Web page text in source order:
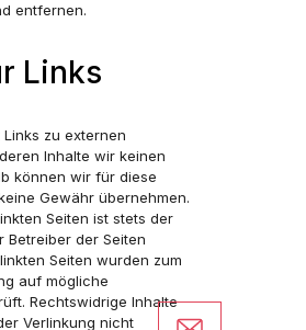
entfernen.
Links
zu externen
Inhalte wir keinen
können wir für diese
Gewähr übernehmen.
Seiten ist stets der
Betreiber der Seiten
Seiten wurden zum
auf mögliche
Rechtswidrige Inhalte
Verlinkung nicht